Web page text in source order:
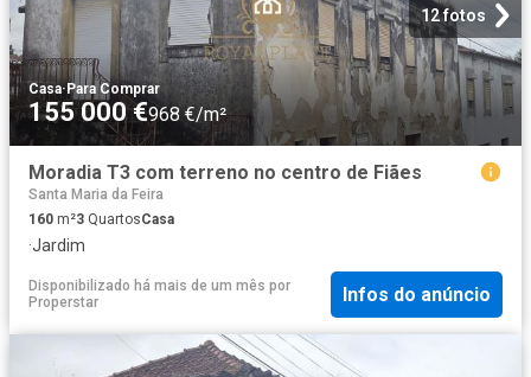
12 fotos
Casa·Para Comprar
155 000 €968 €/m²
Moradia T3 com terreno no centro de Fiães
Santa Maria da Feira
160 m²3 QuartosCasa
·Jardim
Disponibilizado há mais de um mês por
Properstar
Infos do anúncio